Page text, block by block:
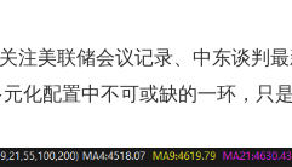
注美联储会议记录、中东谈判
化配置中不可或缺的一环，只